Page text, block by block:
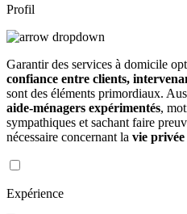
Profil
Garantir des services à domicile
confiance entre clients,
sont des éléments primordiaux.
aide-ménagers expérimentés,
sympathiques et sachant faire
nécessaire concernant la vie privée
Expérience